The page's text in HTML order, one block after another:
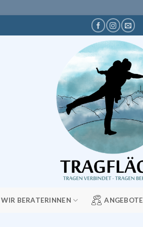
WIR BERATERINNEN ANGEBOTE